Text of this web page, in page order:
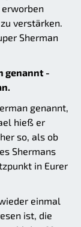
verstärken.
Sherman
genannt -
genannt,
hieß er
so, als ob
Shermans
in Eurer
einmal
ist, die